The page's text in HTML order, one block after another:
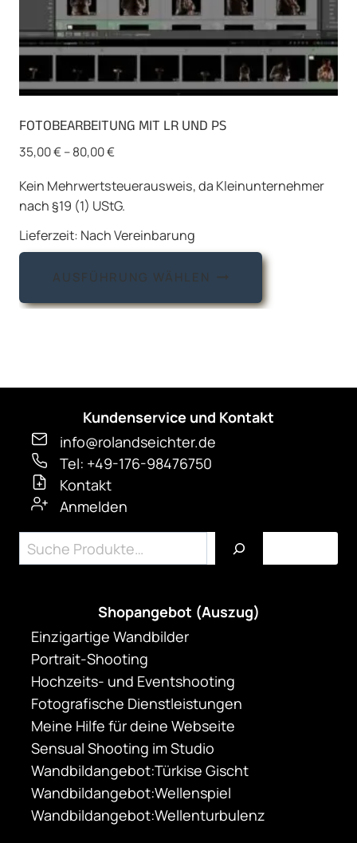
FOTOBEARBEITUNG MIT LR UND PS
35,00€–80,00€
Kein Mehrwertsteuerausweis, da Kleinunternehmer
nach §19 (1) UStG.
Lieferzeit: Nach Vereinbarung
AUSFÜHRUNG WÄHLEN
Dieses
weist
Optionen
gewählt
Kundenservice und Kontakt
info@rolandseichter.de
Tel: +49-176-98476750
Kontakt
Anmelden
Suchen
Shopangebot (Auszug)
Einzigartige Wandbilder
Portrait-Shooting
Hochzeits- und Eventshooting
Fotografische Dienstleistungen
Meine Hilfe für deine Webseite
Sensual Shooting im Studio
Wandbildangebot:Türkise Gischt
Wandbildangebot:Wellenspiel
Wandbildangebot:Wellenturbulenz